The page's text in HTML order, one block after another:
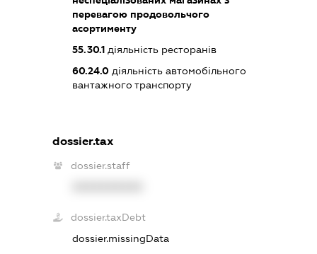
перевагою продовольчого
асортименту
55.30.1діяльність ресторанів
60.24.0діяльність автомобільного
вантажного транспорту
dossier.tax
dossier.staff
dossier.taxDebt
dossier.missingData